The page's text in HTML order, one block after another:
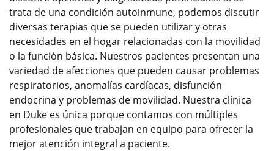
trata de una condición autoinmune, podemos discutir
diversas terapias que se pueden utilizar y otras
necesidades en el hogar relacionadas con la movilidad
o la función básica. Nuestros pacientes presentan una
variedad de afecciones que pueden causar problemas
respiratorios, anomalías cardíacas, disfunción
endocrina y problemas de movilidad. Nuestra clínica
en Duke es única porque contamos con múltiples
profesionales que trabajan en equipo para ofrecer la
mejor atención integral a paciente.